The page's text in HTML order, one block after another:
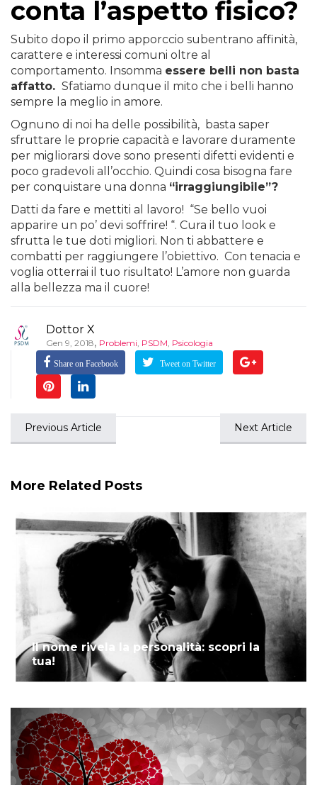
conta l’aspetto fisico?
Subito dopo il primo apporccio subentrano affinità,
carattere e interessi comuni oltre al
comportamento. Insomma essere belli non basta
affatto. Sfatiamo dunque il mito che i belli hanno
sempre la meglio in amore.
Ognuno di noi ha delle possibilità, basta saper
sfruttare le proprie capacità e lavorare duramente
per migliorarsi dove sono presenti difetti evidenti e
poco gradevoli all’occhio. Quindi cosa bisogna fare
per conquistare una donna “irraggiungibile”?
Datti da fare e mettiti al lavoro! “Se bello vuoi
apparire un po’ devi soffrire! “. Cura il tuo look e
sfrutta le tue doti migliori. Non ti abbattere e
combatti per raggiungere l’obiettivo. Con tenacia e
voglia otterrai il tuo risultato! L’amore non guarda
alla bellezza ma il cuore!
Dottor X
Gen 9, 2018, Problemi, PSDM, Psicologia
Share on Facebook Tweet on Twitter
Previous Article Next Article
More Related Posts
Il nome rivela la personalità: scopri la
tua!